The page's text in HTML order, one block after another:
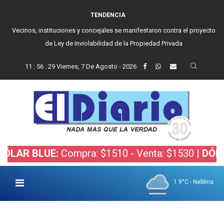
TENDENCIA
Vecinos, instituciones y concejales se manifestaron contra el proyecto
de Ley de Inviolabilidad de la Propiedad Privada
11 : 56: 30 Viernes, 7 De Agosto - 2026
Compra: $1510 - Venta: $1530 | DÓLAR
1.9°C - Neblina